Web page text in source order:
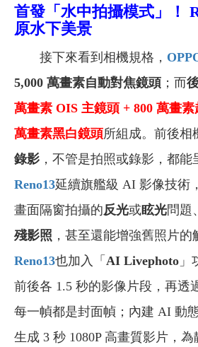
首發「水中拍攝模式」！
原水下美景
接下來看到相機規格，
5,000 萬畫素自動對焦鏡頭 ；而
萬畫素 OIS 主鏡頭 + 800 萬畫
萬畫素黑白鏡頭所組成。前後相
錄影 ，不管是拍照或錄影，都能
Reno13延續旗艦級 AI 影像技術
畫面隔窗拍攝的反光或眩光問題
殘影照 ，甚至還能增強舊照片的
Reno13也加入「 AI Livephoto 」
前後各 1.5 秒的影像片段，再透
每一幀都是封面幀；內建 AI 動
生成 3 秒 1080P 高畫質影片，